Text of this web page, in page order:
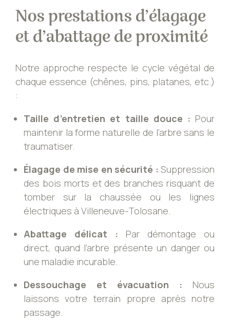
Nos prestations d’élagage
et d’abattage de proximité
Notre approche respecte le cycle végétal de
chaque essence (chênes, pins, platanes, etc.)
:
Taille d’entretien et taille douce : Pour
maintenir la forme naturelle de l’arbre sans le
traumatiser.
Élagage de mise en sécurité : Suppression
des bois morts et des branches risquant de
tomber sur la chaussée ou les lignes
électriques à Villeneuve-Tolosane.
Abattage délicat : Par démontage ou
direct, quand l’arbre présente un danger ou
une maladie incurable.
Dessouchage et évacuation : Nous
laissons votre terrain propre après notre
passage.